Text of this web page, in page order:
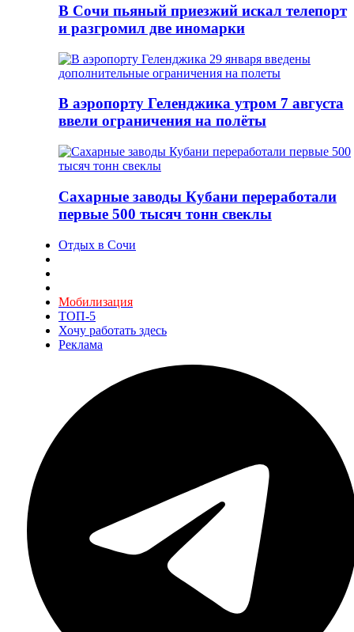
В Сочи пьяный приезжий искал телепорт
и разгромил две иномарки
В аэропорту Геленджика утром 7 августа
ввели ограничения на полёты
Сахарные заводы Кубани переработали
первые 500 тысяч тонн свеклы
Отдых в Сочи
Мобилизация
ТОП-5
Хочу работать здесь
Реклама